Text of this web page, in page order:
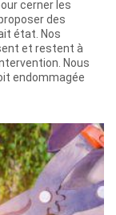
cerner les
des
état. Nos
et restent à
Nous
endommagée